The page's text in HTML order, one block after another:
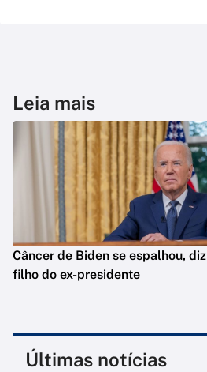
Leia mais
Câncer de Biden se espalhou, diz
filho do ex-presidente
Últimas notícias